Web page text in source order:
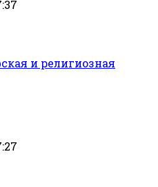
и религиозная